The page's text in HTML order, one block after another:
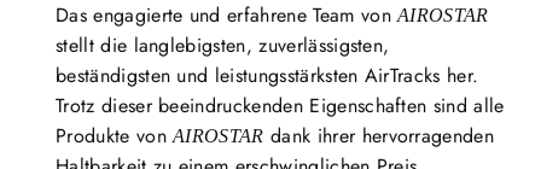
Das engagierte und erfahrene Team vonAIROSTAR
stellt die langlebigsten, zuverlässigsten,
beständigsten und leistungsstärksten AirTracks her.
Trotz dieser beeindruckenden Eigenschaften sind alle
Produkte vonAIROSTAR dank ihrer hervorragenden